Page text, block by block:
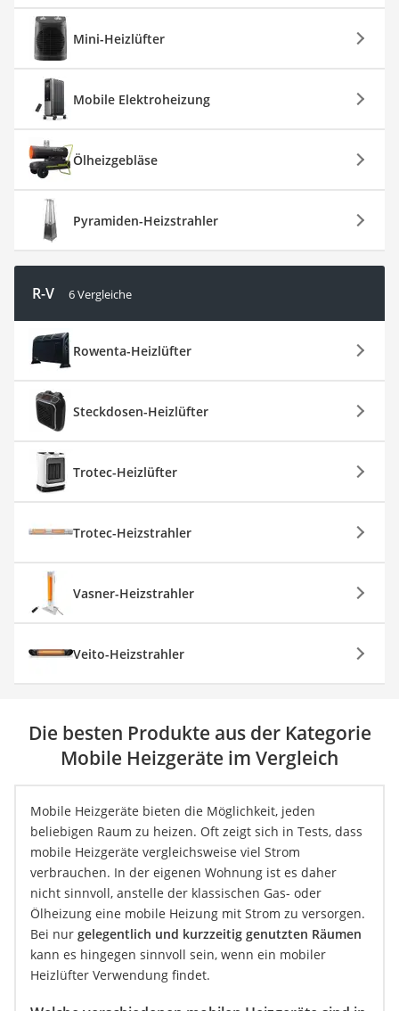
Mini-Heizlüfter
Mobile Elektroheizung
Ölheizgebläse
Pyramiden-Heizstrahler
R-V 6 Vergleiche
Rowenta-Heizlüfter
Steckdosen-Heizlüfter
Trotec-Heizlüfter
Trotec-Heizstrahler
Vasner-Heizstrahler
Veito-Heizstrahler
Die besten Produkte aus der Kategorie
Mobile Heizgeräte im Vergleich
Mobile Heizgeräte bieten die Möglichkeit, jeden
beliebigen Raum zu heizen. Oft zeigt sich in Tests, dass
mobile Heizgeräte vergleichsweise viel Strom
verbrauchen. In der eigenen Wohnung ist es daher
nicht sinnvoll, anstelle der klassischen Gas- oder
Ölheizung eine mobile Heizung mit Strom zu versorgen.
Bei nur gelegentlich und kurzzeitig genutzten Räumen
kann es hingegen sinnvoll sein, wenn ein mobiler
Heizlüfter Verwendung findet.